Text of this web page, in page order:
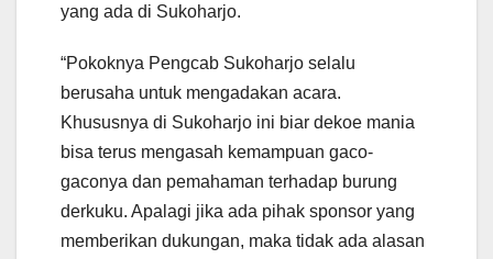
yang ada di Sukoharjo.
“Pokoknya Pengcab Sukoharjo selalu
berusaha untuk mengadakan acara.
Khususnya di Sukoharjo ini biar dekoe mania
bisa terus mengasah kemampuan gaco-
gaconya dan pemahaman terhadap burung
derkuku. Apalagi jika ada pihak sponsor yang
memberikan dukungan, maka tidak ada alasan